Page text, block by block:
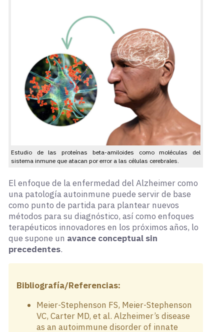
Estudio de las proteínas beta-amiloides como moléculas del
sistema inmune que atacan por error a las células cerebrales.
El enfoque de la enfermedad del Alzheimer como
una patología autoinmune puede servir de base
como punto de partida para plantear nuevos
métodos para su diagnóstico, así como enfoques
terapéuticos innovadores en los próximos años, lo
que supone un avance conceptual sin
precedentes.
Bibliografía/Referencias:
Meier-Stephenson FS, Meier-Stephenson
VC, Carter MD, et al. Alzheimer’s disease
as an autoimmune disorder of innate